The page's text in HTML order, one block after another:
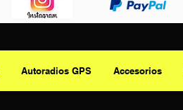
Autoradios GPS Accesorios